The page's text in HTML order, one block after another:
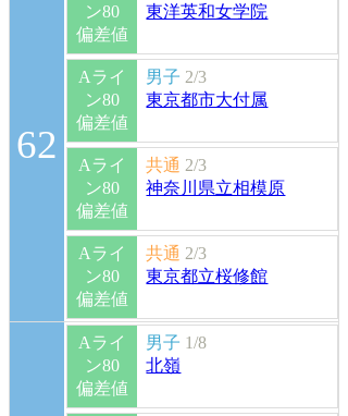
62
ン80
偏差値
東洋英和女学院
Aライ
ン80
偏差値
男子 2/3
東京都市大付属
Aライ
ン80
偏差値
共通 2/3
神奈川県立相模原
Aライ
ン80
偏差値
共通 2/3
東京都立桜修館
Aライ
ン80
偏差値
男子 1/8
北嶺